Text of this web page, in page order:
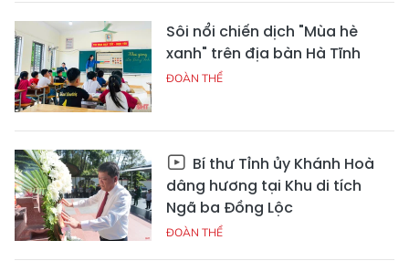
Sôi nổi chiến dịch "Mùa hè
xanh" trên địa bàn Hà Tĩnh
ĐOÀN THỂ
Bí thư Tỉnh ủy Khánh Hoà
dâng hương tại Khu di tích
Ngã ba Đồng Lộc
ĐOÀN THỂ